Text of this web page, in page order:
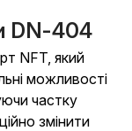
DN-404
NFT, який
можливості
частку
змінити